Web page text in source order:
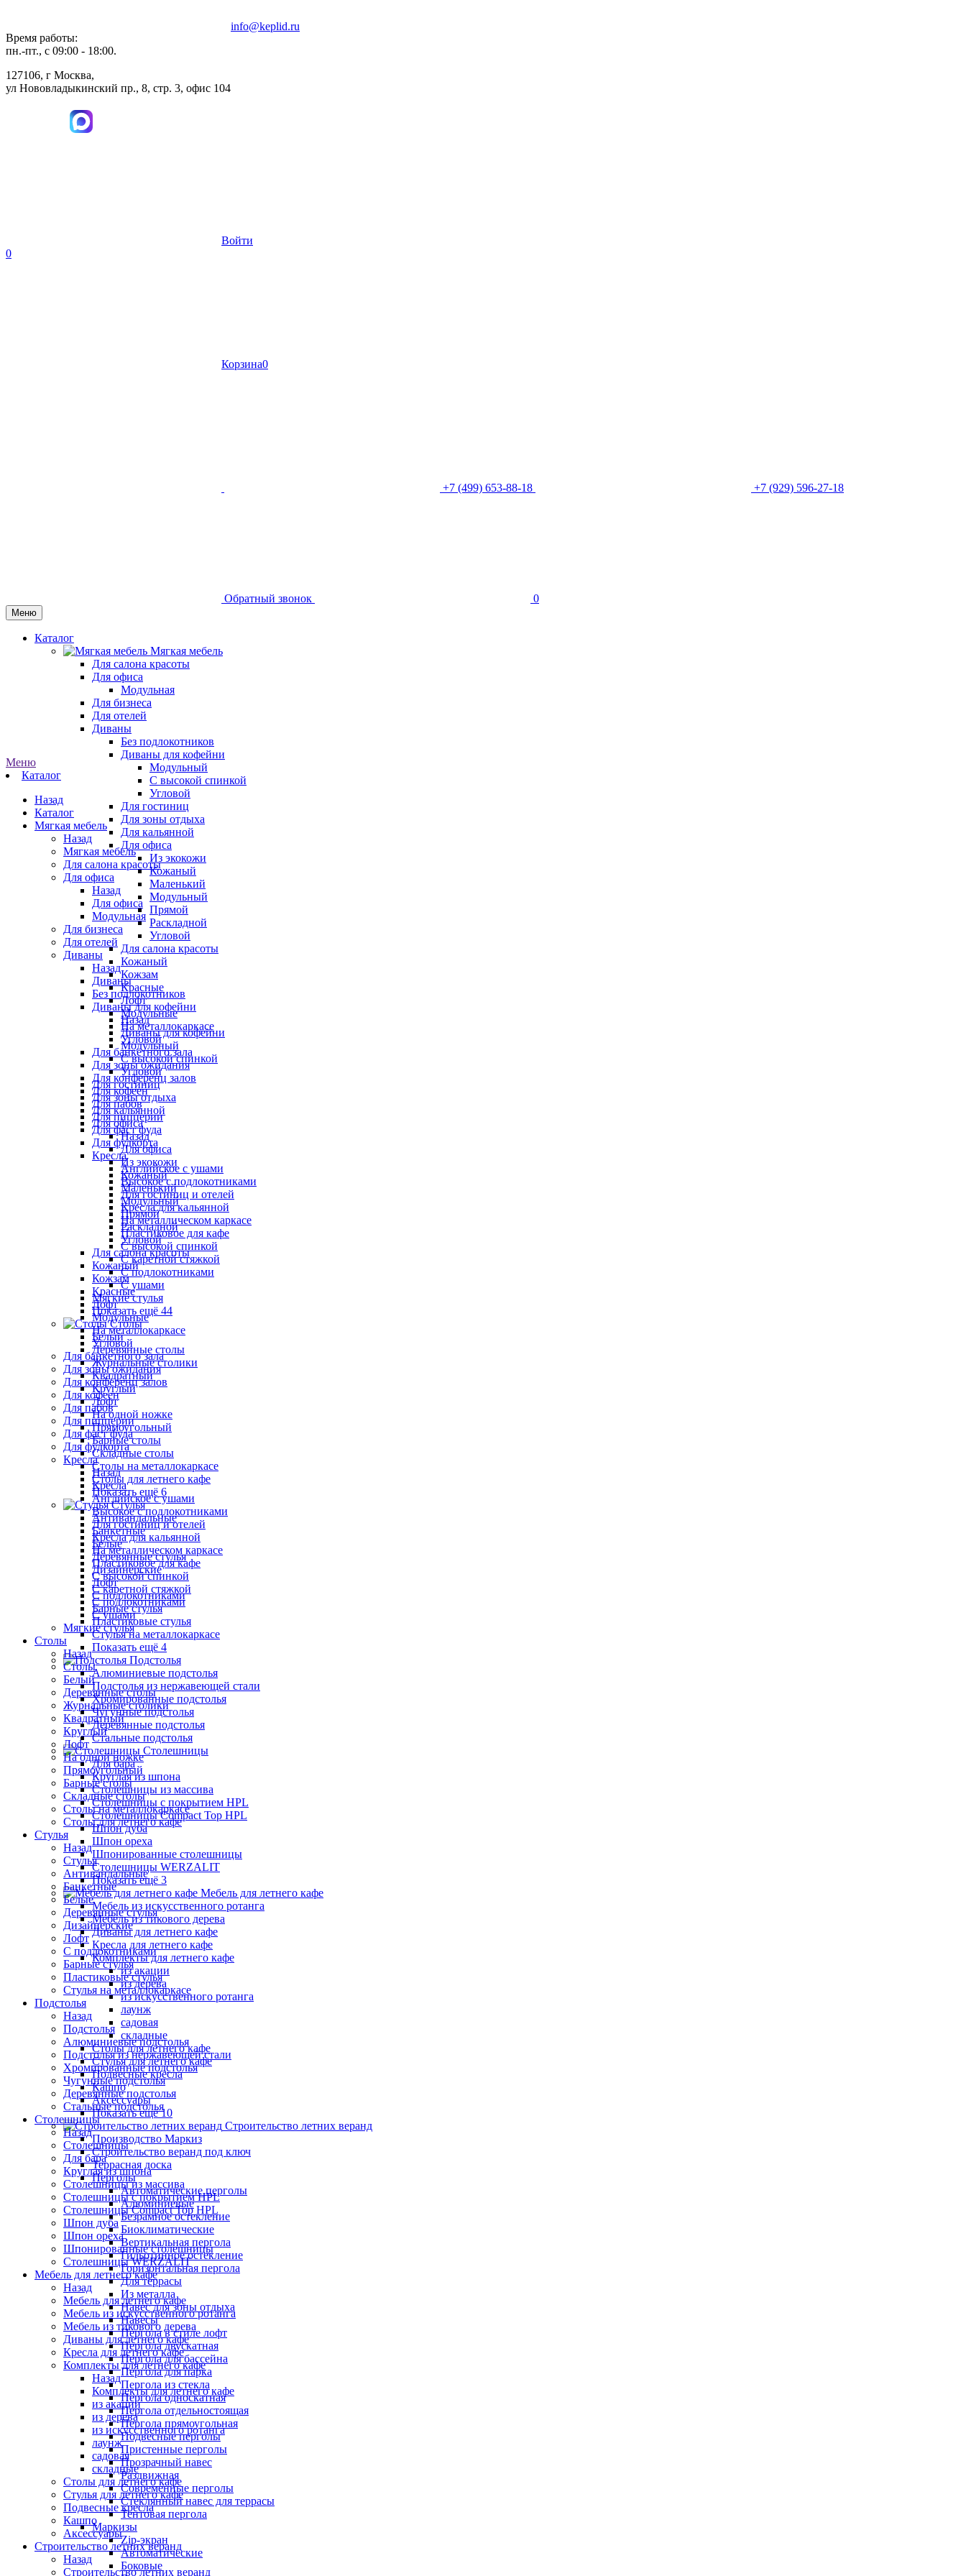
Время работы:
пн.-пт., с 09:00 - 18:00.
127106, г Москва,
ул Нововладыкинский пр., 8, стр. 3, офис 104
info@keplid.ru
Войти
0
Корзина0
+7 (499) 653-88-18 +7 (929) 596-27-18
Обратный звонок 0
Меню
Каталог
Мягкая мебель
Для салона красоты
Для офиса
Модульная
Для бизнеса
Для отелей
Диваны
Без подлокотников
Диваны для кофейни
Модульный
С высокой спинкой
Угловой
Для гостиниц
Для зоны отдыха
Для кальянной
Для офиса
Из экокожи
Кожаный
Маленький
Модульный
Прямой
Раскладной
Угловой
Для салона красоты
Кожаный
Кожзам
Красные
Лофт
Модульные
На металлокаркасе
Угловой
Для банкетного зала
Для зоны ожидания
Для конференц залов
Для кофеен
Для пабов
Для пиццерии
Для фаст фуда
Для фудкорта
Кресла
Английское с ушами
Высокое с подлокотниками
Для гостиниц и отелей
Кресла для кальянной
На металлическом каркасе
Пластиковое для кафе
С высокой спинкой
С каретной стяжкой
С подлокотниками
С ушами
Мягкие стулья
Показать ещё 44
Столы
Белый
Деревянные столы
Журнальные столики
Квадратный
Круглый
Лофт
На одной ножке
Прямоугольный
Барные столы
Складные столы
Столы на металлокаркасе
Столы для летнего кафе
Показать ещё 6
Стулья
Антивандальные
Банкетные
Белые
Деревянные стулья
Дизайнерские
Лофт
С подлокотниками
Барные стулья
Пластиковые стулья
Стулья на металлокаркасе
Показать ещё 4
Подстолья
Алюминиевые подстолья
Подстолья из нержавеющей стали
Хромированные подстолья
Чугунные подстолья
Деревянные подстолья
Стальные подстолья
Столешницы
Для бара
Круглая из шпона
Столешницы из массива
Столешницы с покрытием HPL
Столешницы Сompact Top HPL
Шпон дуба
Шпон ореха
Шпонированные столешницы
Столешницы WERZALIT
Показать ещё 3
Мебель для летнего кафе
Мебель из искусственного ротанга
Мебель из тикового дерева
Диваны для летнего кафе
Кресла для летнего кафе
Комплекты для летнего кафе
из акации
из дерева
из искусственного ротанга
лаунж
садовая
складные
Столы для летнего кафе
Стулья для летнего кафе
Подвесные кресла
Кашпо
Аксессуары
Показать ещё 10
Строительство летних веранд
Производство Маркиз
Строительство веранд под ключ
Террасная доска
Перголы
Автоматические перголы
Алюминиевые
Безрамное остекление
Биоклиматические
Вертикальная пергола
Гильотинное остекление
Горизонтальная пергола
Для террасы
Из металла
Навес для зоны отдыха
Навесы
Пергола в стиле лофт
Пергола двускатная
Пергола для бассейна
Пергола для парка
Пергола из стекла
Пергола односкатная
Пергола отдельностоящая
Пергола прямоугольная
Подвесные перголы
Пристенные перголы
Прозрачный навес
Раздвижная
Современные перголы
Стеклянный навес для террасы
Тентовая пергола
Маркизы
Zip-экран
Автоматические
Боковые
Меню
Каталог
Назад
Каталог
Мягкая мебель
Назад
Мягкая мебель
Для салона красоты
Для офиса
Назад
Для офиса
Модульная
Для бизнеса
Для отелей
Диваны
Назад
Диваны
Без подлокотников
Диваны для кофейни
Назад
Диваны для кофейни
Модульный
С высокой спинкой
Угловой
Для гостиниц
Для зоны отдыха
Для кальянной
Для офиса
Назад
Для офиса
Из экокожи
Кожаный
Маленький
Модульный
Прямой
Раскладной
Угловой
Для салона красоты
Кожаный
Кожзам
Красные
Лофт
Модульные
На металлокаркасе
Угловой
Для банкетного зала
Для зоны ожидания
Для конференц залов
Для кофеен
Для пабов
Для пиццерии
Для фаст фуда
Для фудкорта
Кресла
Назад
Кресла
Английское с ушами
Высокое с подлокотниками
Для гостиниц и отелей
Кресла для кальянной
На металлическом каркасе
Пластиковое для кафе
С высокой спинкой
С каретной стяжкой
С подлокотниками
С ушами
Мягкие стулья
Столы
Назад
Столы
Белый
Деревянные столы
Журнальные столики
Квадратный
Круглый
Лофт
На одной ножке
Прямоугольный
Барные столы
Складные столы
Столы на металлокаркасе
Столы для летнего кафе
Стулья
Назад
Стулья
Антивандальные
Банкетные
Белые
Деревянные стулья
Дизайнерские
Лофт
С подлокотниками
Барные стулья
Пластиковые стулья
Стулья на металлокаркасе
Подстолья
Назад
Подстолья
Алюминиевые подстолья
Подстолья из нержавеющей стали
Хромированные подстолья
Чугунные подстолья
Деревянные подстолья
Стальные подстолья
Столешницы
Назад
Столешницы
Для бара
Круглая из шпона
Столешницы из массива
Столешницы с покрытием HPL
Столешницы Сompact Top HPL
Шпон дуба
Шпон ореха
Шпонированные столешницы
Столешницы WERZALIT
Мебель для летнего кафе
Назад
Мебель для летнего кафе
Мебель из искусственного ротанга
Мебель из тикового дерева
Диваны для летнего кафе
Кресла для летнего кафе
Комплекты для летнего кафе
Назад
Комплекты для летнего кафе
из акации
из дерева
из искусственного ротанга
лаунж
садовая
складные
Столы для летнего кафе
Стулья для летнего кафе
Подвесные кресла
Кашпо
Аксессуары
Строительство летних веранд
Назад
Строительство летних веранд